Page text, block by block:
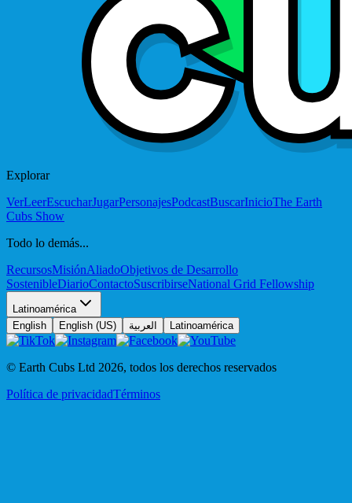
Explorar
VerLeerEscucharJugarPersonajesPodcastBuscarInicioThe Earth
Cubs Show
Todo lo demás...
RecursosMisiónAliadoObjetivos de Desarrollo
SostenibleDiarioContactoSuscribirseNational Grid Fellowship
Latinoamérica
English
English (US) العربية Latinoamérica
© Earth Cubs Ltd 2026, todos los derechos reservados
Política de privacidadTérminos